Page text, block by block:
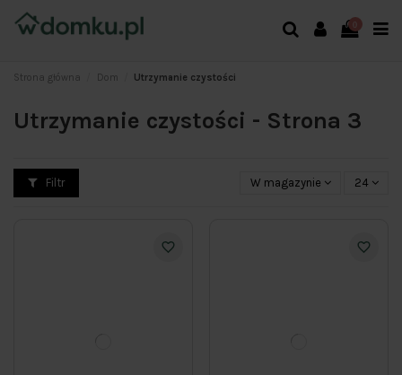
Strona główna Dom Utrzymanie czystości
Utrzymanie czystości - Strona 3
Filtr W magazynie 24